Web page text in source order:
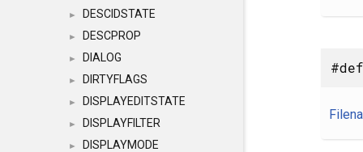
► DESCIDSTATE
► DESCPROP
► DIALOG
► DIRTYFLAGS
► DISPLAYEDITSTATE
► DISPLAYFILTER
► DISPLAYMODE